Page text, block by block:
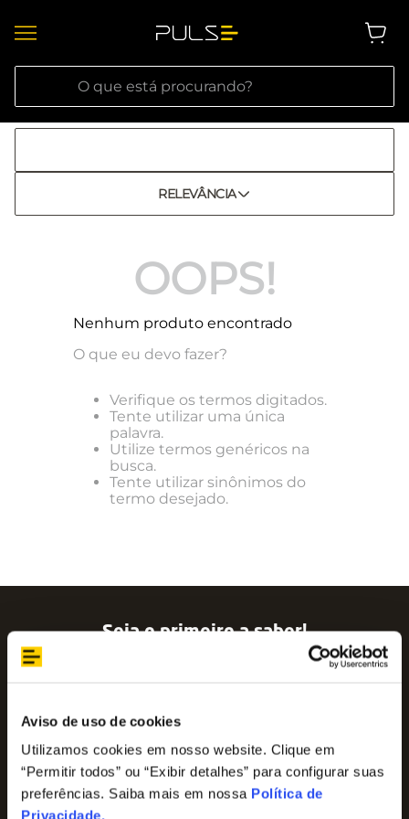
Aviso de uso de cookies
Utilizamos cookies em nosso website. Clique em
“Permitir todos” ou “Exibir detalhes” para configurar suas
preferências. Saiba mais em nossa Política de
Privacidade.
O que está procurando?
RELEVÂNCIA
OOPS!
Nenhum produto encontrado
O que eu devo fazer?
Verifique os termos digitados.
Tente utilizar uma única
palavra.
Utilize termos genéricos na
busca.
Tente utilizar sinônimos do
termo desejado.
Seja o primeiro a saber!
Assine nossa newsletter para ficar por dentro
das últimas tendências e aproveite promoções
Nome
E-mail